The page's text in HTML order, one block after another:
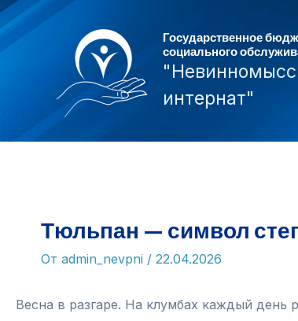
Перейти
к
содержимому
Государственное
социального
интернат"
Тюльпан — символ
От admin_nevpni / 22.04.2026
Весна в разгаре. На клумбах каждый день